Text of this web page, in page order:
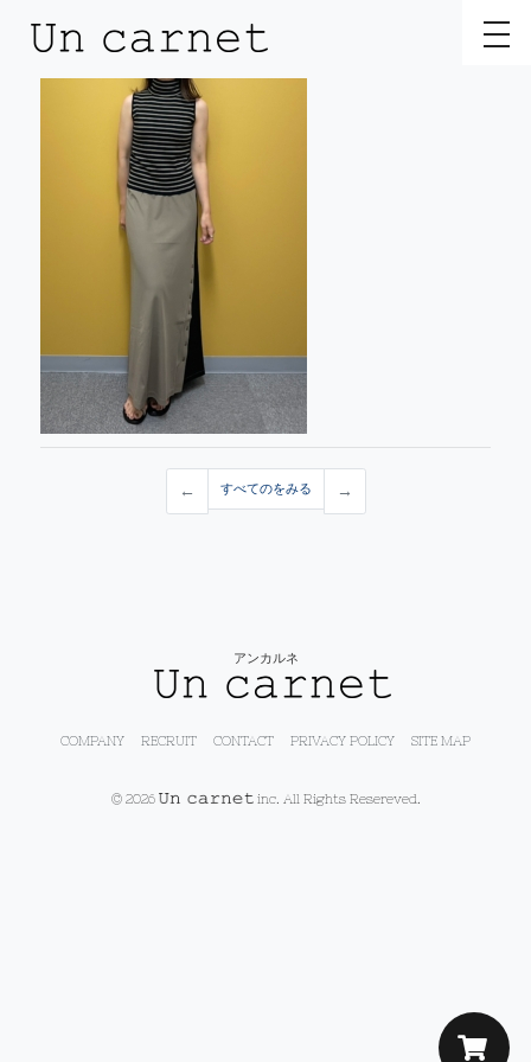
← すべてのをみる →
アンカルネ
COMPANY RECRUIT CONTACT PRIVACY POLICY SITE MAP
© 2026 inc. All Rights Resereved.